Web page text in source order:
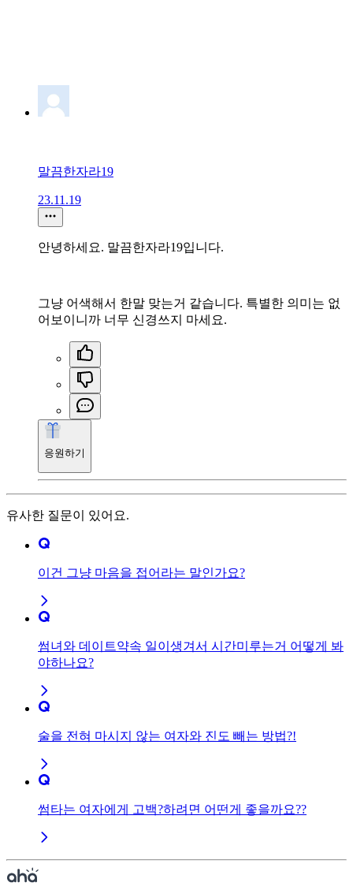
말끔한자라19
23.11.19
안녕하세요. 말끔한자라19입니다.
그냥 어색해서 한말 맞는거 같습니다. 특별한 의미는 없
어보이니까 너무 신경쓰지 마세요.
응원하기
유사한 질문이 있어요.
이건 그냥 마음을 접어라는 말인가요?
썸녀와 데이트약속 일이생겨서 시간미루는거 어떻게 봐
야하나요?
술을 전혀 마시지 않는 여자와 진도 빼는 방법?!
썸타는 여자에게 고백?하려면 어떤게 좋을까요??